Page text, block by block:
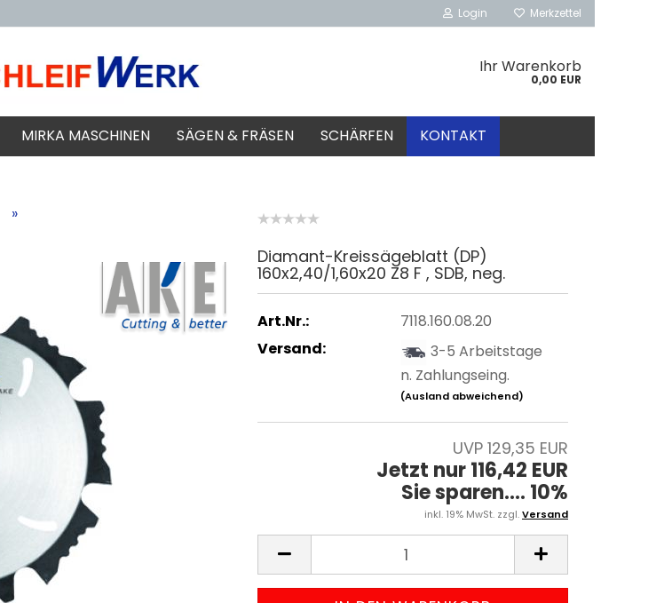
Login Merkzettel
Ihr Warenkorb
0,00 EUR
MIRKA MASCHINEN SÄGEN & FRÄSEN SCHÄRFEN KONTAKT
»
Diamant-Kreissägeblatt (DP)
160x2,40/1,60x20 Z8 F , SDB, neg.
Art.Nr.:
7118.160.08.20
Versand:
3-5 Arbeitstage
n. Zahlungseing.
(Ausland abweichend)
UVP 129,35 EUR
Jetzt nur 116,42 EUR
Sie sparen.... 10%
inkl. 19% MwSt. zzgl.Versand